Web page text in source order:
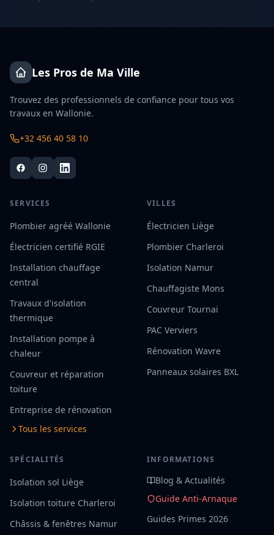
Les Pros de Ma Ville
Trouvez des professionnels de confiance pour tous vos
travaux en Wallonie.
+32 456 40 58 10
SERVICES
Plombier agréé Wallonie
Électricien certifié RGIE
Installation chauffage
central
Travaux d'isolation
thermique
Installation pompe à
chaleur
Couvreur et réparation
toiture
Entreprise de rénovation
Tous les services
VILLES
Électricien Liège
Plombier Charleroi
Isolation Namur
Chauffagiste Mons
Couvreur Tournai
PAC Verviers
Rénovation Wavre
Panneaux solaires BXL
SPÉCIALITÉS
Isolation sol Liège
Isolation toiture Charleroi
Châssis & fenêtres Namur
INFORMATIONS
Blog & Actualités
Guide Anti-Arnaque
Guides Primes 2026